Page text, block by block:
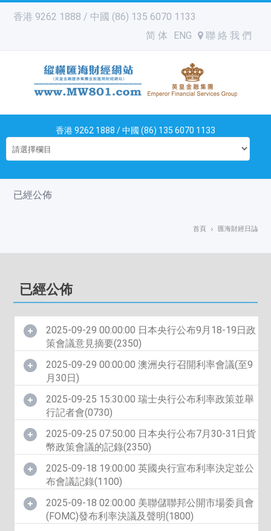
香港 9262 1888 / 中國 (86) 135 6070 1133
简 体
ENG 聯 絡 我 們
香港 9262 1888 / 中國 (86) 135 6070 1133
已經公佈
首頁 匯海財經日誌
已經公佈
2025-09-29 00:00:00 日本央行公布9月18-19日政
策會議意見摘要(2350)
2025-09-29 00:00:00 澳洲央行召開利率會議(至9
月30日)
2025-09-25 15:30:00 瑞士央行公布利率政策並舉
行記者會(0730)
2025-09-25 07:50:00 日本央行公布7月30-31日貨
幣政策會議的記錄(2350)
2025-09-18 19:00:00 英國央行宣布利率決定並公
布會議記錄(1100)
2025-09-18 02:00:00 美聯儲聯邦公開市場委員會
(FOMC)發布利率決議及聲明(1800)